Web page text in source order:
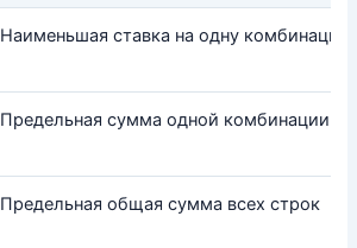
Наименьшая ставка на одну комбинацию
Предельная сумма одной комбинации
Предельная общая сумма всех строк